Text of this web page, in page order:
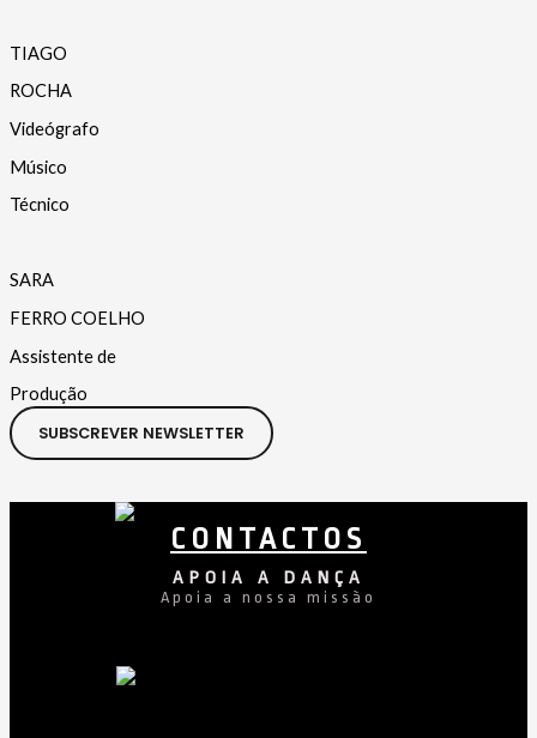
TIAGO
ROCHA
Videógrafo
Músico
Técnico
SARA
FERRO COELHO
Assistente de
Produção
SUBSCREVER NEWSLETTER
CONTACTOS
APOIA A DANÇA
Apoia a nossa missão